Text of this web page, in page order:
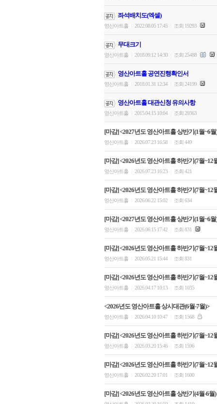
좌석배치도(엑셀)
영산아트홀 2022.08.05 17:45 조회 19293
무대크기
영산아트홀 2018.09.12 14:30 조회 25488
영산아트홀 공연진행확인서
영산아트홀 2018.01.31 12:34 조회 24199
영산아트홀 대관신청 유의사항
영산아트홀 2015.04.15 10:04 조회 29363
[마감] <2027년도 영산아트홀 상반기(1월~6월
영산아트홀 2026.07.23 16:58 조회 449
[마감] <2026년도 영산아트홀 하반기(7월~12
영산아트홀 2026.07.23 16:23 조회 421
[마감] <2026년도 영산아트홀 하반기(7월~12
영산아트홀 2026.06.22 15:02 조회 634
[마감] <2027년도 영산아트홀 상반기(1월~6
영산아트홀 2026.06.15 17:42 조회 831
[마감] <2026년도 영산아트홀 하반기(7월~12
영산아트홀 2026.05.21 15:44 조회 831
[마감] <2026년도 영산아트홀 하반기(7월~12
영산아트홀 2026.04.17 10:13 조회 1035
<2026년도 영산아트홀 상시대관(6월-7월)>
영산아트홀 2026.04.10 10:47 조회 1568
[마감] <2026년도 영산아트홀 하반기(7월~12
영산아트홀 2026.03.20 15:46 조회 1596
[마감] <2026년도 영산아트홀 하반기(7월~12
영산아트홀 2026.02.20 17:01 조회 1600
[마감] <2026년도 영산아트홀 상반기(4월-6월